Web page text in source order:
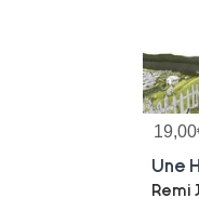
19,00
Remi